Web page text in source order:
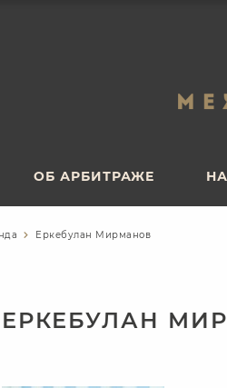
ОБ АРБИТРАЖЕ
Еркебулан Мирманов
ЕРКЕБУЛАН